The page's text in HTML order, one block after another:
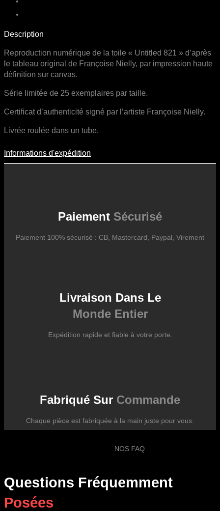
Description
Reproduction numérique de la toile « Untitled 821 » d’après
le tableau original de Françoise Nielly, par impression haute
définition sur canvas.
Série limitée de 25 exemplaires par taille.
Certificat d’authenticité signé par l’artiste Françoise Nielly.
Livrée roulée dans un tube.
Informations D'expédition
des fluctuations tarifaires des transporteurs internationaux.
Informations d'expédition
Paiement Sécurisé
Paiement 100% sécurisé : CB, Mastercard, Paypal, Virement
Livraison Dans Le
Monde Entier
Expédition rapide et fiable à votre porte.
Fabriqué Sur Commande
Chaque pièce est fabriquée à la main juste pour vous.
NOS FAQ
Questions Fréquemment
Posées